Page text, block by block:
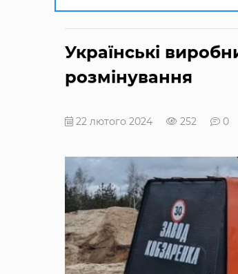
Українські
розмінування
22 лютого 2024 252 0